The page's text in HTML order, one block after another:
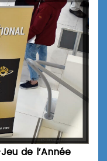
de l’Année